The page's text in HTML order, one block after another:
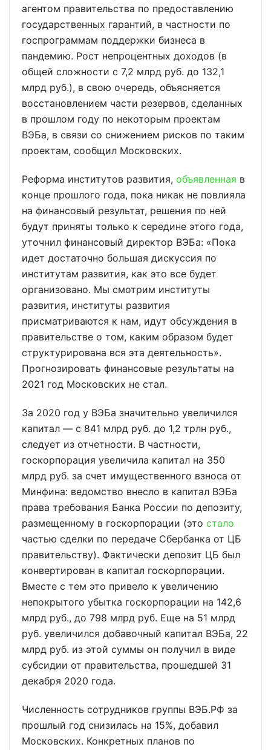
агентом правительства по предоставлению
государственных гарантий, в частности по
госпрограммам поддержки бизнеса в
пандемию. Рост непроцентных доходов (в
общей сложности с 7,2 млрд руб. до 132,1
млрд руб.), в свою очередь, объясняется
восстановлением части резервов, сделанных
в прошлом году по некоторым проектам
ВЭБа, в связи со снижением рисков по таким
проектам, сообщил Московских.
Реформа институтов развития, объявленная в
конце прошлого года, пока никак не повлияла
на финансовый результат, решения по ней
будут приняты только к середине этого года,
уточнил финансовый директор ВЭБа: «Пока
идет достаточно большая дискуссия по
институтам развития, как это все будет
организовано. Мы смотрим институты
развития, институты развития
присматриваются к нам, идут обсуждения в
правительстве о том, каким образом будет
структурирована вся эта деятельность».
Прогнозировать финансовые результаты на
2021 год Московских не стал.
За 2020 год у ВЭБа значительно увеличился
капитал — с 841 млрд руб. до 1,2 трлн руб.,
следует из отчетности. В частности,
госкорпорация увеличила капитал на 350
млрд руб. за счет имущественного взноса от
Минфина: ведомство внесло в капитал ВЭБа
права требования Банка России по депозиту,
размещенному в госкорпорации (это стало
частью сделки по передаче Сбербанка от ЦБ
правительству). Фактически депозит ЦБ был
конвертирован в капитал госкорпорации.
Вместе с тем это привело к увеличению
непокрытого убытка госкорпорации на 142,6
млрд руб., до 798 млрд руб. Еще на 51 млрд
руб. увеличился добавочный капитал ВЭБа, 22
млрд руб. из этой суммы он получил в виде
субсидии от правительства, прошедшей 31
декабря 2020 года.
Численность сотрудников группы ВЭБ.РФ за
прошлый год снизилась на 15%, добавил
Московских. Конкретных планов по